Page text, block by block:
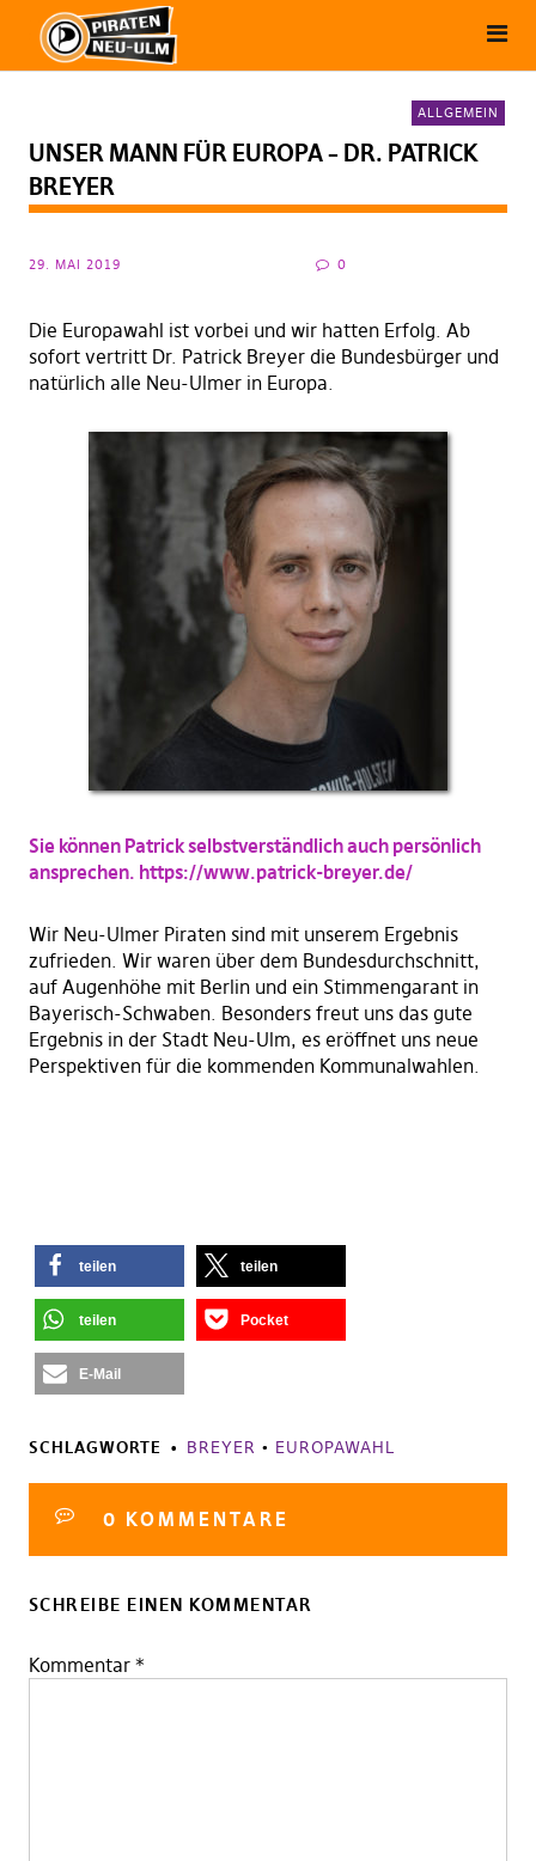
ALLGEMEIN
UNSER MANN FÜR EUROPA – DR. PATRICK
BREYER
29. MAI 2019 0
Die Europawahl ist vorbei und wir hatten Erfolg. Ab
sofort vertritt Dr. Patrick Breyer die Bundesbürger und
natürlich alle Neu-Ulmer in Europa.
Sie können Patrick selbstverständlich auch persönlich
ansprechen. https://www.patrick-breyer.de/
Wir Neu-Ulmer Piraten sind mit unserem Ergebnis
zufrieden. Wir waren über dem Bundesdurchschnitt,
auf Augenhöhe mit Berlin und ein Stimmengarant in
Bayerisch-Schwaben. Besonders freut uns das gute
Ergebnis in der Stadt Neu-Ulm, es eröffnet uns neue
Perspektiven für die kommenden Kommunalwahlen.
teilen teilen
teilen Pocket
E-Mail
SCHLAGWORTE BREYER • EUROPAWAHL
0 KOMMENTARE
SCHREIBE EINEN KOMMENTAR
Kommentar *